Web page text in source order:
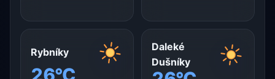
Rybníky
26°C
Daleké
Dušníky